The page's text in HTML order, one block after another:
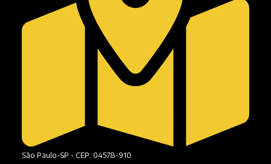
São Paulo-SP - CEP: 04578-910